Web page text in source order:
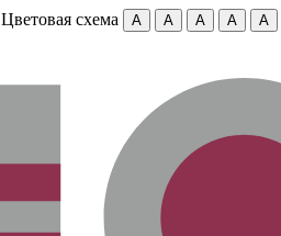
Цветовая схема A A A A A